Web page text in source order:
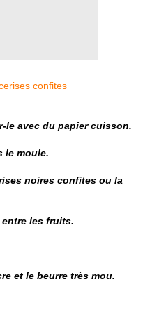
le avec du papier cuisson.
le moule.
noires confites ou la
entre les fruits.
et le beurre très mou.